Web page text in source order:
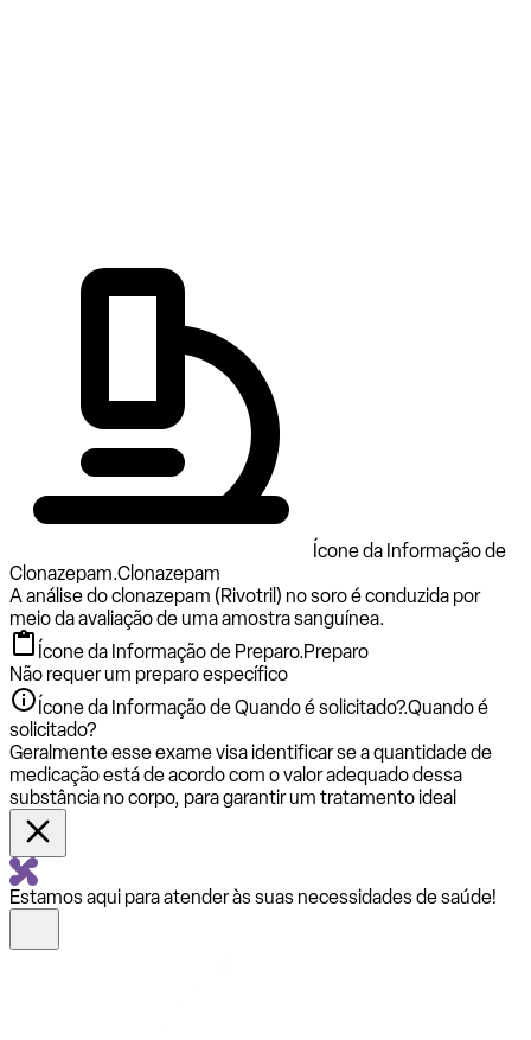
Ícone da Informação de
Clonazepam.Clonazepam
A análise do clonazepam (Rivotril) no soro é conduzida por
meio da avaliação de uma amostra sanguínea.
Ícone da Informação de Preparo.Preparo
Não requer um preparo específico
Ícone da Informação de Quando é solicitado?.Quando é
solicitado?
Geralmente esse exame visa identificar se a quantidade de
medicação está de acordo com o valor adequado dessa
substância no corpo, para garantir um tratamento ideal
Estamos aqui para atender às suas necessidades de saúde!